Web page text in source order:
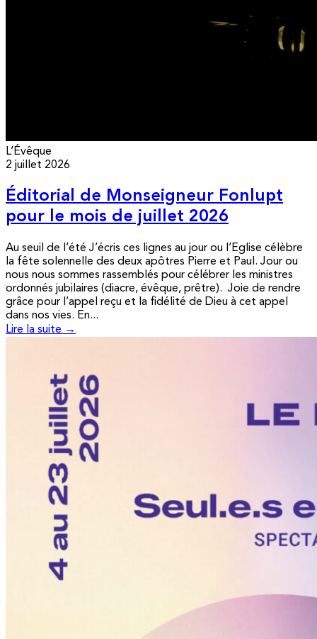
L’Évêque
2 juillet 2026
Éditorial de Monseigneur Fonlupt
pour le mois de juillet 2026
Au seuil de l’été J’écris ces lignes au jour ou l’Eglise célèbre
la fête solennelle des deux apôtres Pierre et Paul. Jour ou
nous nous sommes rassemblés pour célébrer les ministres
ordonnés jubilaires (diacre, évêque, prêtre). Joie de rendre
grâce pour l’appel reçu et la fidélité de Dieu à cet appel
dans nos vies. En...
Lire la suite →